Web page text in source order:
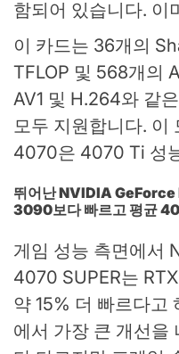
함되어 있습니다. 이
이 카드는 36개의
TFLOP 및 568개의
AV1 및 H.264와 같
모두 지원합니다. 이
4070은 4070 Ti 성
뛰어난 NVIDIA
3090보다 빠르고 평균
게임 성능 측면에서
4070 SUPER는
약 15% 더 빠르다고
에서 가장 큰 개선을